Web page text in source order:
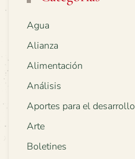
Agua
Alianza
Alimentación
Análisis
Aportes para el desarrollo
Arte
Boletines